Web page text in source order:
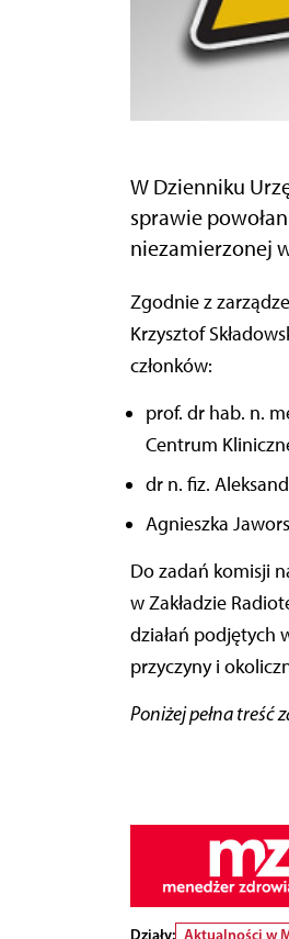
W Dzienniku
sprawie
niezamierzonej
Zgodnie z zarządzeniem na przewodniczącego komisji powołany został prof. dr hab. n. med.
Krzysztof
członków:
prof. dr hab. n.
Centrum
dr n. fiz.
Agnieszka
Do zadań komisji
w Zakładzie
działań podjętych
przyczyny i
Poniżej pełna treść
Działy: Aktualności w